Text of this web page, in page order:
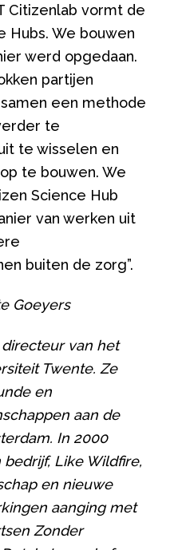
Citizenlab vormt de
Hubs. We bouwen
werd opgedaan.
partijen
een methode
te
te wisselen en
te bouwen. We
Science Hub
van werken uit
buiten de zorg”.
Goeyers
van het
Twente. Ze
en
aan de
In 2000
Like Wildfire,
en nieuwe
aanging met
Zonder